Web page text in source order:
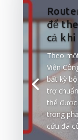
để
cả
Theo
Viện
bất kỳ
trợ
thể
trong
cứu đã